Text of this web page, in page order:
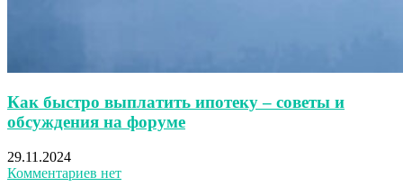
Как быстро выплатить ипотеку – советы и
обсуждения на форуме
29.11.2024
Комментариев нет